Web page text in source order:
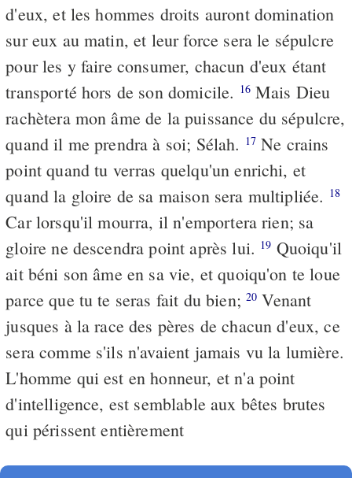
d'eux, et les hommes droits auront domination
sur eux au matin, et leur force sera le sépulcre
pour les y faire consumer, chacun d'eux étant
transporté hors de son domicile. 16Mais Dieu
rachètera mon âme de la puissance du sépulcre,
quand il me prendra à soi; Sélah. 17 Ne crains
point quand tu verras quelqu'un enrichi, et
quand la gloire de sa maison sera multipliée. 18
Car lorsqu'il mourra, il n'emportera rien; sa
gloire ne descendra point après lui. 19 Quoiqu'il
ait béni son âme en sa vie, et quoiqu'on te loue
parce que tu te seras fait du bien; 20 Venant
jusques à la race des pères de chacun d'eux, ce
sera comme s'ils n'avaient jamais vu la lumière.
L'homme qui est en honneur, et n'a point
d'intelligence, est semblable aux bêtes brutes
qui périssent entièrement